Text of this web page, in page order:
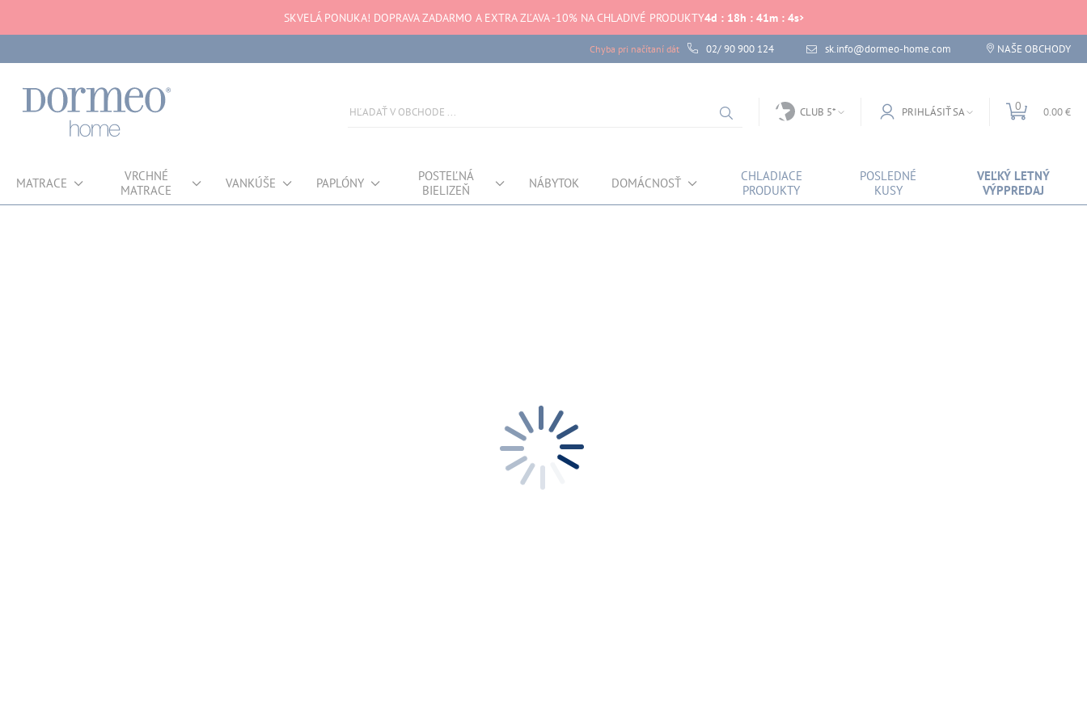
SKVELÁ PONUKA! DOPRAVA ZADARMO A EXTRA ZĽAVA -10% NA CHLADIVÉ PRODUKTY4d : 18h : 41m : 4s
Chyba pri načítaní dát 02/ 90 900 124 sk.info@dormeo-home.com NAŠE OBCHODY
CLUB 5* PRIHLÁSIŤ SA 0 0.00 €
MATRACE
VRCHNÉ
MATRACE
VANKÚŠE PAPLÓNY
POSTEĽNÁ
BIELIZEŇ
NÁBYTOK DOMÁCNOSŤ
CHLADIACE
PRODUKTY
POSLEDNÉ
KUSY
VEĽKÝ LETNÝ
VÝPPREDAJ